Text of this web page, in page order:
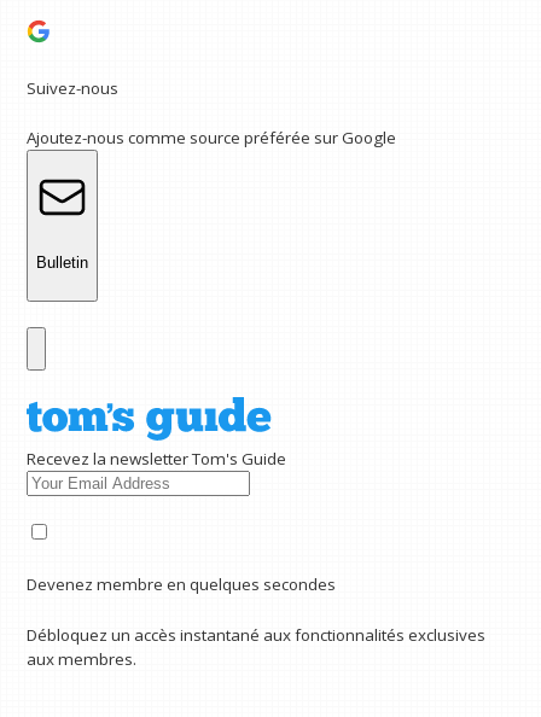
Suivez-nous
Ajoutez-nous comme source préférée sur Google
Bulletin
Recevez la newsletter Tom's Guide
Devenez membre en quelques secondes
Débloquez un accès instantané aux fonctionnalités exclusives
aux membres.